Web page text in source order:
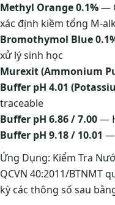
Methyl Orange 0.1%—
xác định kiềm tổng M-
Bromothymol Blue
xử lý sinh học
Murexit (Ammonium
Buffer pH 4.01
traceable
Buffer pH 6.86 / 7.00—
Buffer pH 9.18 / 10.01 —
Ứng Dụng: Kiểm Tra
QCVN 40:2011/BTNMT
kỳ các thông số sau